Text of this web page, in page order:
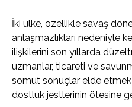
İki ülke, özellikle savaş
anlaşmazlıkları nedeniyle
ilişkilerini son yıllarda
uzmanlar, ticareti ve
somut sonuçlar elde etmek
dostluk jestlerinin ötesine